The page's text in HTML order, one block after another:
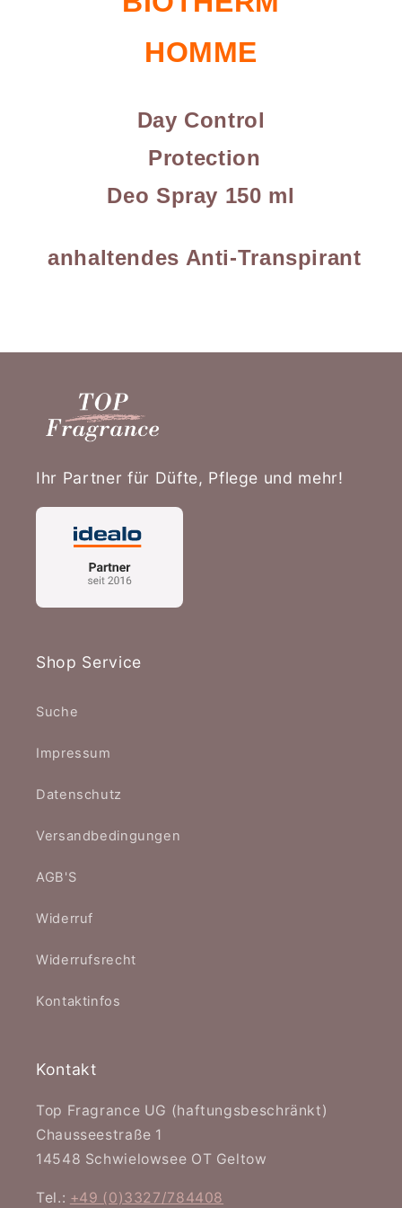
HOMME
Day Control
Protection
Deo Spray 150 ml
anhaltendes Anti-Transpirant
Ihr Partner für Düfte, Pflege und mehr!
Shop Service
Suche
Impressum
Datenschutz
Versandbedingungen
AGB'S
Widerruf
Widerrufsrecht
Kontaktinfos
Kontakt
Top Fragrance UG (haftungsbeschränkt)
Chausseestraße 1
14548 Schwielowsee OT Geltow
Tel.: +49 (0)3327/784408